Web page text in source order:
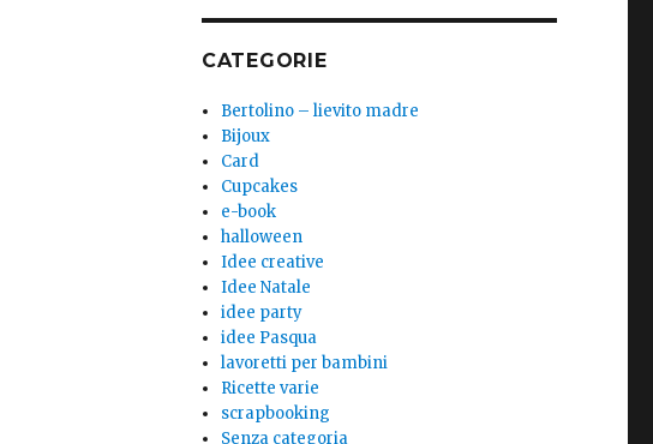
CATEGORIE
Bertolino – lievito madre
Bijoux
Card
Cupcakes
e-book
halloween
Idee creative
Idee Natale
idee party
idee Pasqua
lavoretti per bambini
Ricette varie
scrapbooking
Senza categoria